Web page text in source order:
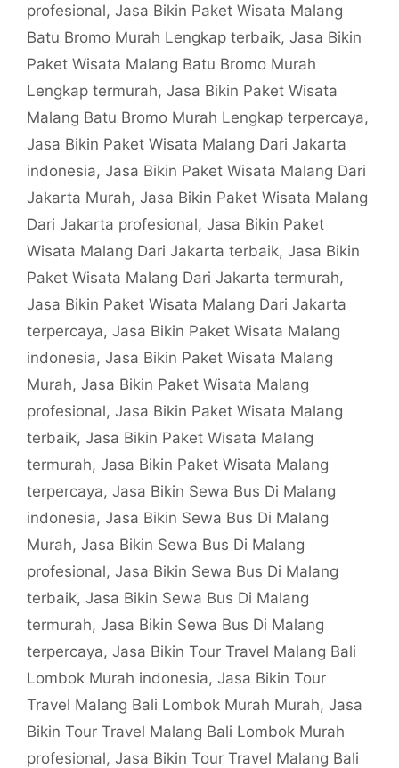
profesional, Jasa Bikin Paket Wisata Malang
Batu Bromo Murah Lengkap terbaik, Jasa Bikin
Paket Wisata Malang Batu Bromo Murah
Lengkap termurah, Jasa Bikin Paket Wisata
Malang Batu Bromo Murah Lengkap terpercaya,
Jasa Bikin Paket Wisata Malang Dari Jakarta
indonesia, Jasa Bikin Paket Wisata Malang Dari
Jakarta Murah, Jasa Bikin Paket Wisata Malang
Dari Jakarta profesional, Jasa Bikin Paket
Wisata Malang Dari Jakarta terbaik, Jasa Bikin
Paket Wisata Malang Dari Jakarta termurah,
Jasa Bikin Paket Wisata Malang Dari Jakarta
terpercaya, Jasa Bikin Paket Wisata Malang
indonesia, Jasa Bikin Paket Wisata Malang
Murah, Jasa Bikin Paket Wisata Malang
profesional, Jasa Bikin Paket Wisata Malang
terbaik, Jasa Bikin Paket Wisata Malang
termurah, Jasa Bikin Paket Wisata Malang
terpercaya, Jasa Bikin Sewa Bus Di Malang
indonesia, Jasa Bikin Sewa Bus Di Malang
Murah, Jasa Bikin Sewa Bus Di Malang
profesional, Jasa Bikin Sewa Bus Di Malang
terbaik, Jasa Bikin Sewa Bus Di Malang
termurah, Jasa Bikin Sewa Bus Di Malang
terpercaya, Jasa Bikin Tour Travel Malang Bali
Lombok Murah indonesia, Jasa Bikin Tour
Travel Malang Bali Lombok Murah Murah, Jasa
Bikin Tour Travel Malang Bali Lombok Murah
profesional, Jasa Bikin Tour Travel Malang Bali